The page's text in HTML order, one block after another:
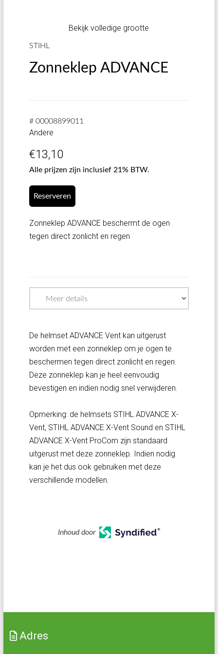
Bekijk volledige grootte
STIHL
Zonneklep ADVANCE
# 00008899011
Andere
€13,10
Alle prijzen zijn inclusief 21% BTW.
Reserveren
Zonneklep ADVANCE beschermt de ogen
tegen direct zonlicht en regen
De helmset ADVANCE Vent kan uitgerust
worden met een zonneklep om je ogen te
beschermen tegen direct zonlicht en regen.
Deze zonneklep kan je heel eenvoudig
bevestigen en indien nodig snel verwijderen.
Opmerking: de helmsets STIHL ADVANCE X-
Vent, STIHL ADVANCE X-Vent Sound en STIHL
ADVANCE X-Vent ProCom zijn standaard
uitgerust met deze zonneklep. Indien nodig
kan je het dus ook gebruiken met deze
verschillende modellen.
Inhoud door
Adres